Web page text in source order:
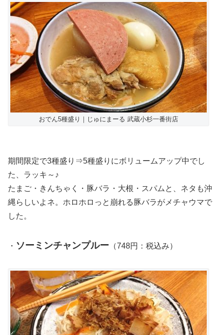
おでん5種盛り｜じゅにまーる 武蔵小杉一番街店
期間限定で3種盛り⇒5種盛りにボリュームアップ中でし
た、ラッキ～♪
たまご・きんちゃく・豚バラ・大根・スパムと、ネタも沖
縄らしいよネ。ホロホロっと崩れる豚バラがメチャウマで
した。
・ ソーミンチャンプルー （748円：税込み）